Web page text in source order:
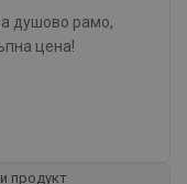
душово рамо,
цена!
продукт